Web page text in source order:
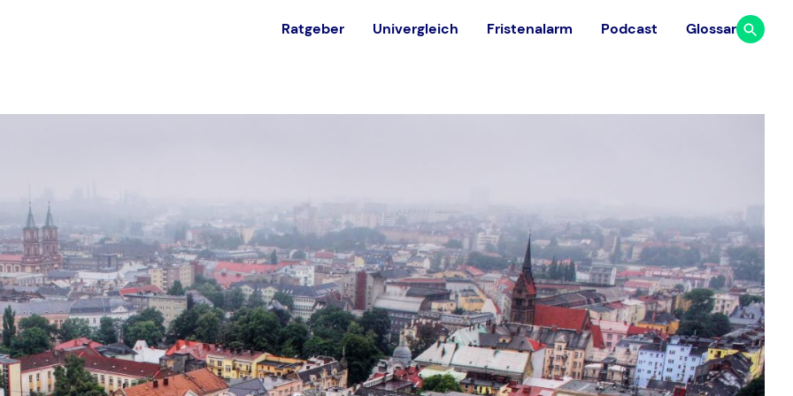
Ratgeber
Bundeswehr
Ausland
Studium finanzieren
Gehalt Arzt
Univergleich Fristenalarm Podcast Glossar
Ausland
Universitäten vergleichen